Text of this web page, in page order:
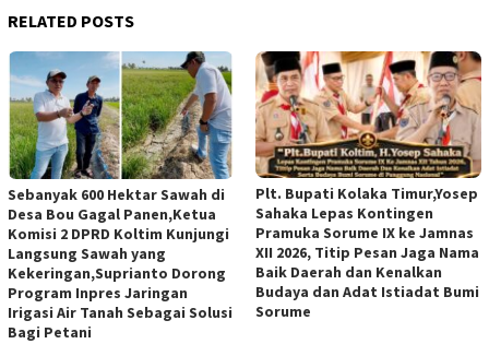
RELATED POSTS
Sebanyak 600 Hektar Sawah di
Desa Bou Gagal Panen,Ketua
Komisi 2 DPRD Koltim Kunjungi
Langsung Sawah yang
Kekeringan,Suprianto Dorong
Program Inpres Jaringan
Irigasi Air Tanah Sebagai Solusi
Bagi Petani
Plt. Bupati Kolaka Timur,Yosep
Sahaka Lepas Kontingen
Pramuka Sorume IX ke Jamnas
XII 2026, Titip Pesan Jaga Nama
Baik Daerah dan Kenalkan
Budaya dan Adat Istiadat Bumi
Sorume